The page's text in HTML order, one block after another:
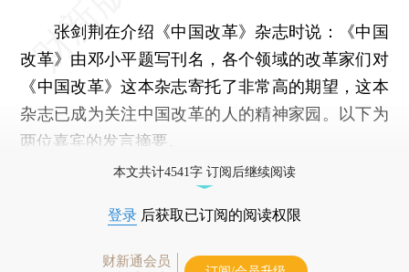
张剑荆在介绍《中国改革》杂志时说：《中国
改革》由邓小平题写刊名，各个领域的改革家们对
《中国改革》这本杂志寄托了非常高的期望，这本
杂志已成为关注中国改革的人的精神家园。以下为
两位嘉宾的发言摘要。
本文共计4541字 订阅后继续阅读
登录 后获取已订阅的阅读权限
财新通会员